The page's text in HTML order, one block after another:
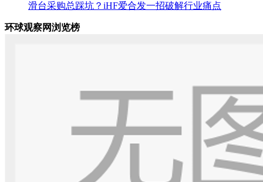
滑台采购总踩坑？iHF爱合发一招破解行业痛点
环球观察网浏览榜